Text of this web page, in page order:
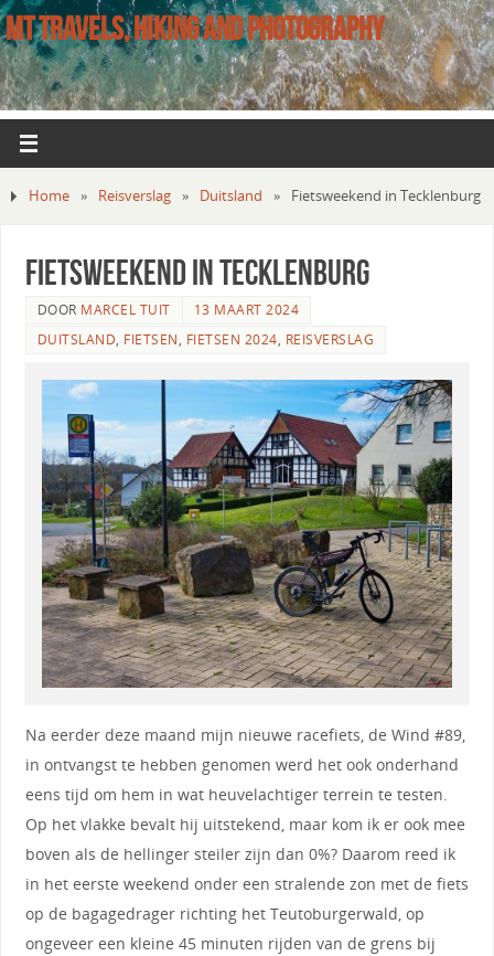
MT TRAVELS, HIKING AND PHOTOGRAPHY
Home » Reisverslag » Duitsland » Fietsweekend in Tecklenburg
Fietsweekend in Tecklenburg
DOOR MARCEL TUIT
13 MAART 2024
DUITSLAND, FIETSEN, FIETSEN 2024, REISVERSLAG
Na eerder deze maand mijn nieuwe racefiets, de Wind #89,
in ontvangst te hebben genomen werd het ook onderhand
eens tijd om hem in wat heuvelachtiger terrein te testen.
Op het vlakke bevalt hij uitstekend, maar kom ik er ook mee
boven als de hellinger steiler zijn dan 0%? Daarom reed ik
in het eerste weekend onder een stralende zon met de fiets
op de bagagedrager richting het Teutoburgerwald, op
ongeveer een kleine 45 minuten rijden van de grens bij